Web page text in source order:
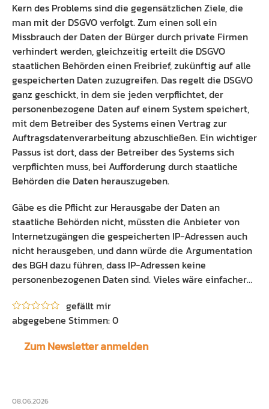
Kern des Problems sind die gegensätzlichen Ziele, die
man mit der DSGVO verfolgt. Zum einen soll ein
Missbrauch der Daten der Bürger durch private Firmen
verhindert werden, gleichzeitig erteilt die DSGVO
staatlichen Behörden einen Freibrief, zukünftig auf alle
gespeicherten Daten zuzugreifen. Das regelt die DSGVO
ganz geschickt, in dem sie jeden verpflichtet, der
personenbezogene Daten auf einem System speichert,
mit dem Betreiber des Systems einen Vertrag zur
Auftragsdatenverarbeitung abzuschließen. Ein wichtiger
Passus ist dort, dass der Betreiber des Systems sich
verpflichten muss, bei Aufforderung durch staatliche
Behörden die Daten herauszugeben.
Gäbe es die Pflicht zur Herausgabe der Daten an
staatliche Behörden nicht, müssten die Anbieter von
Internetzugängen die gespeicherten IP-Adressen auch
nicht herausgeben, und dann würde die Argumentation
des BGH dazu führen, dass IP-Adressen keine
personenbezogenen Daten sind. Vieles wäre einfacher…
gefällt mir
0
Zum Newsletter anmelden
08.06.2026